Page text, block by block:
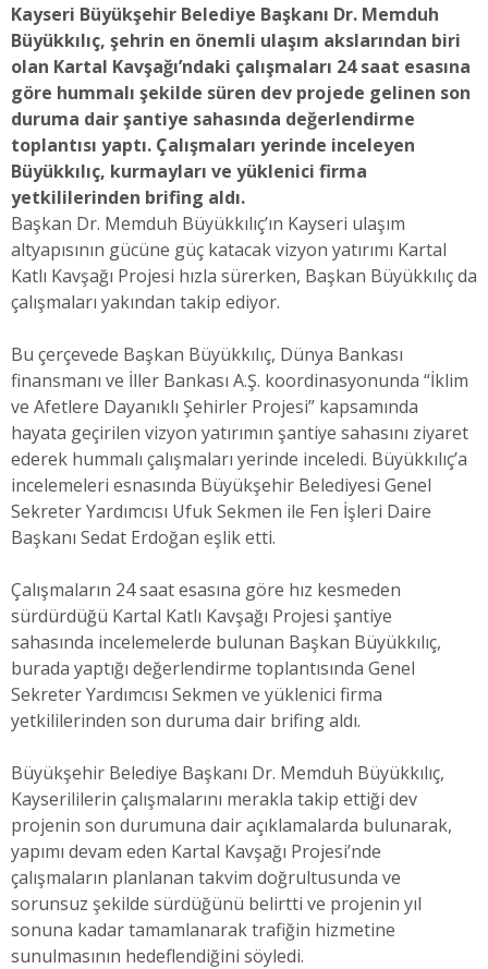
Kayseri Büyükşehir Belediye Başkanı Dr. Memduh
Büyükkılıç, şehrin en önemli ulaşım akslarından biri
olan Kartal Kavşağı’ndaki çalışmaları 24 saat esasına
göre hummalı şekilde süren dev projede gelinen son
duruma dair şantiye sahasında değerlendirme
toplantısı yaptı. Çalışmaları yerinde inceleyen
Büyükkılıç, kurmayları ve yüklenici firma
yetkililerinden brifing aldı.
Başkan Dr. Memduh Büyükkılıç’ın Kayseri ulaşım
altyapısının gücüne güç katacak vizyon yatırımı Kartal
Katlı Kavşağı Projesi hızla sürerken, Başkan Büyükkılıç da
çalışmaları yakından takip ediyor.
Bu çerçevede Başkan Büyükkılıç, Dünya Bankası
finansmanı ve İller Bankası A.Ş. koordinasyonunda “İklim
ve Afetlere Dayanıklı Şehirler Projesi” kapsamında
hayata geçirilen vizyon yatırımın şantiye sahasını ziyaret
ederek hummalı çalışmaları yerinde inceledi. Büyükkılıç’a
incelemeleri esnasında Büyükşehir Belediyesi Genel
Sekreter Yardımcısı Ufuk Sekmen ile Fen İşleri Daire
Başkanı Sedat Erdoğan eşlik etti.
Çalışmaların 24 saat esasına göre hız kesmeden
sürdürdüğü Kartal Katlı Kavşağı Projesi şantiye
sahasında incelemelerde bulunan Başkan Büyükkılıç,
burada yaptığı değerlendirme toplantısında Genel
Sekreter Yardımcısı Sekmen ve yüklenici firma
yetkililerinden son duruma dair brifing aldı.
Büyükşehir Belediye Başkanı Dr. Memduh Büyükkılıç,
Kayserililerin çalışmalarını merakla takip ettiği dev
projenin son durumuna dair açıklamalarda bulunarak,
yapımı devam eden Kartal Kavşağı Projesi’nde
çalışmaların planlanan takvim doğrultusunda ve
sorunsuz şekilde sürdüğünü belirtti ve projenin yıl
sonuna kadar tamamlanarak trafiğin hizmetine
sunulmasının hedeflendiğini söyledi.